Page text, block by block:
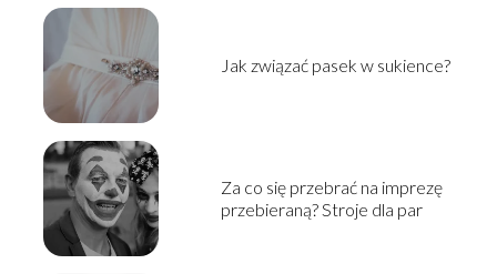
Jak związać pasek w sukience?
Za co się przebrać na imprezę
przebieraną? Stroje dla par